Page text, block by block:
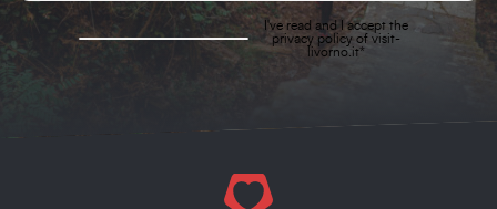
I've read and I accept the
privacy policyof visit-
livorno.it*